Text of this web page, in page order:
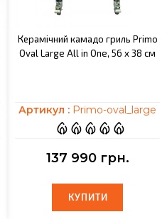
Керамічний камадо гриль Primo
Oval Large All in One, 56 x 38 см
Артикул : Primo-oval_large
137 990 грн.
КУПИТИ
КУПИТИ